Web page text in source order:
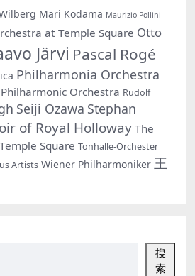
Mari Kodama Maurizio Pollini
at Temple Square Otto
Järvi Pascal Rogé
Philharmonia Orchestra
Orchestra Rudolf
Seiji Ozawa Stephan
of Royal Holloway The
Square Tonhalle-Orchester
Artists Wiener Philharmoniker 王
搜
索